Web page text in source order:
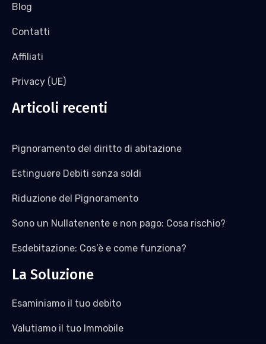
Blog
Contatti
Affiliati
Privacy (UE)
Articoli recenti
Pignoramento del diritto di abitazione
Estinguere Debiti senza soldi
Riduzione del Pignoramento
Sono un Nullatenente e non pago: Cosa rischio?
Esdebitazione: Cos’è e come funziona?
La Soluzione
Esaminiamo il tuo debito
Valutiamo il tuo Immobile